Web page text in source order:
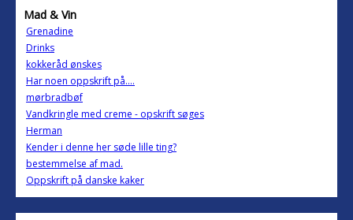
Mad & Vin
Grenadine
Drinks
kokkeråd ønskes
Har noen oppskrift på....
mørbradbøf
Vandkringle med creme - opskrift søges
Herman
Kender i denne her søde lille ting?
bestemmelse af mad.
Oppskrift på danske kaker